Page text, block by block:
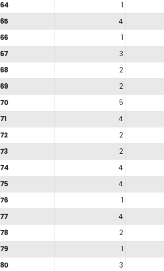
64
1
65
4
66
1
67
3
68
2
69
2
70
5
71
4
72
2
73
2
74
4
75
4
76
1
77
4
78
2
79
1
80
3